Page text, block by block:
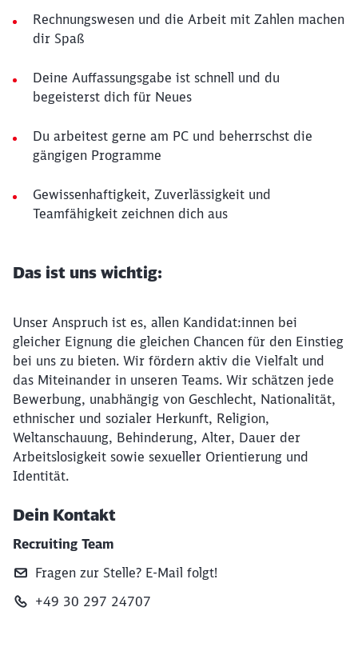
Rechnungswesen und die Arbeit mit Zahlen machen
dir Spaß
Deine Auffassungsgabe ist schnell und du
begeisterst dich für Neues
Du arbeitest gerne am PC und beherrschst die
gängigen Programme
Gewissenhaftigkeit, Zuverlässigkeit und
Teamfähigkeit zeichnen dich aus
Das ist uns wichtig:
Unser Anspruch ist es, allen Kandidat:innen bei
gleicher Eignung die gleichen Chancen für den Einstieg
bei uns zu bieten. Wir fördern aktiv die Vielfalt und
das Miteinander in unseren Teams. Wir schätzen jede
Bewerbung, unabhängig von Geschlecht, Nationalität,
ethnischer und sozialer Herkunft, Religion,
Weltanschauung, Behinderung, Alter, Dauer der
Arbeitslosigkeit sowie sexueller Orientierung und
Identität.
Dein Kontakt
Recruiting Team
Fragen zur Stelle? E‑Mail folgt!
+49 30 297 24707